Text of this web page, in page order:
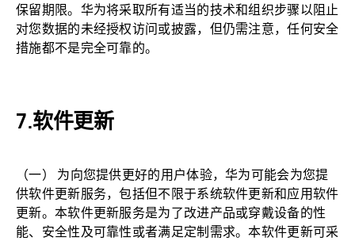
保留期限。华为将采取所有适当的技术和组织步骤以阻止
对您数据的未经授权访问或披露，但仍需注意，任何安全
措施都不是完全可靠的。
软件更新
（一） 为向您提供更好的用户体验，华为可能会为您提
供软件更新服务，包括但不限于系统软件更新和应用软件
更新。本软件更新服务是为了改进产品或穿戴设备的性
能、安全性及可靠性或者满足定制需求。本软件更新可采